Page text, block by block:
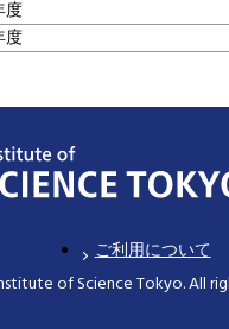
度
度
ご利用について
of Science Tokyo. All